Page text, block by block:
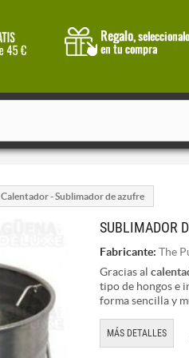
Calentador - Sublimador de azufre
SUBLIMADOR
Fabricante: The
Gracias al
tipo de hongos e
forma sencilla y
MÁS DETALLES